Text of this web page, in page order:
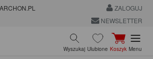
ZALOGUJ
NEWSLETTER
Wyszukaj Ulubione Koszyk Menu